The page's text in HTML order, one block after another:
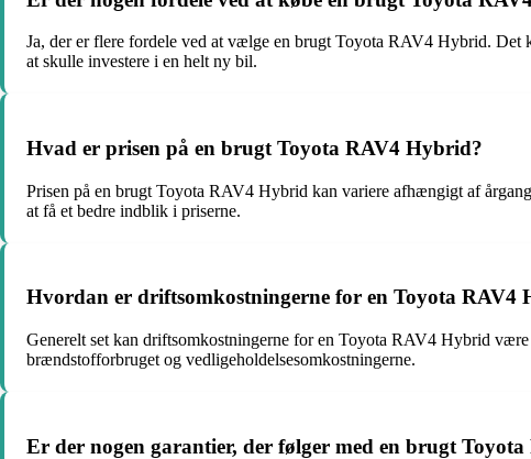
Ja, der er flere fordele ved at vælge en brugt Toyota RAV4 Hybrid.
at skulle investere i en helt ny bil.
Hvad er prisen på en brugt Toyota RAV4 Hybrid?
Prisen på en brugt Toyota RAV4 Hybrid kan variere afhængigt af
at få et bedre indblik i priserne.
Hvordan er driftsomkostningerne for en Toyota
Generelt set kan driftsomkostningerne for en Toyota RAV4 Hybrid
brændstofforbruget og vedligeholdelsesomkostningerne.
Er der nogen garantier, der følger med en brugt